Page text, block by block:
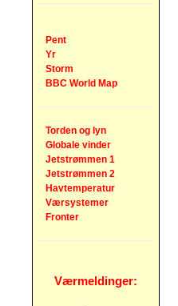
Pent
Yr
Storm
BBC World Map
Torden og lyn
Globale vinder
Jetstrømmen 1
Jetstrømmen 2
Havtemperatur
Værsystemer
Fronter
Værmeldinger: